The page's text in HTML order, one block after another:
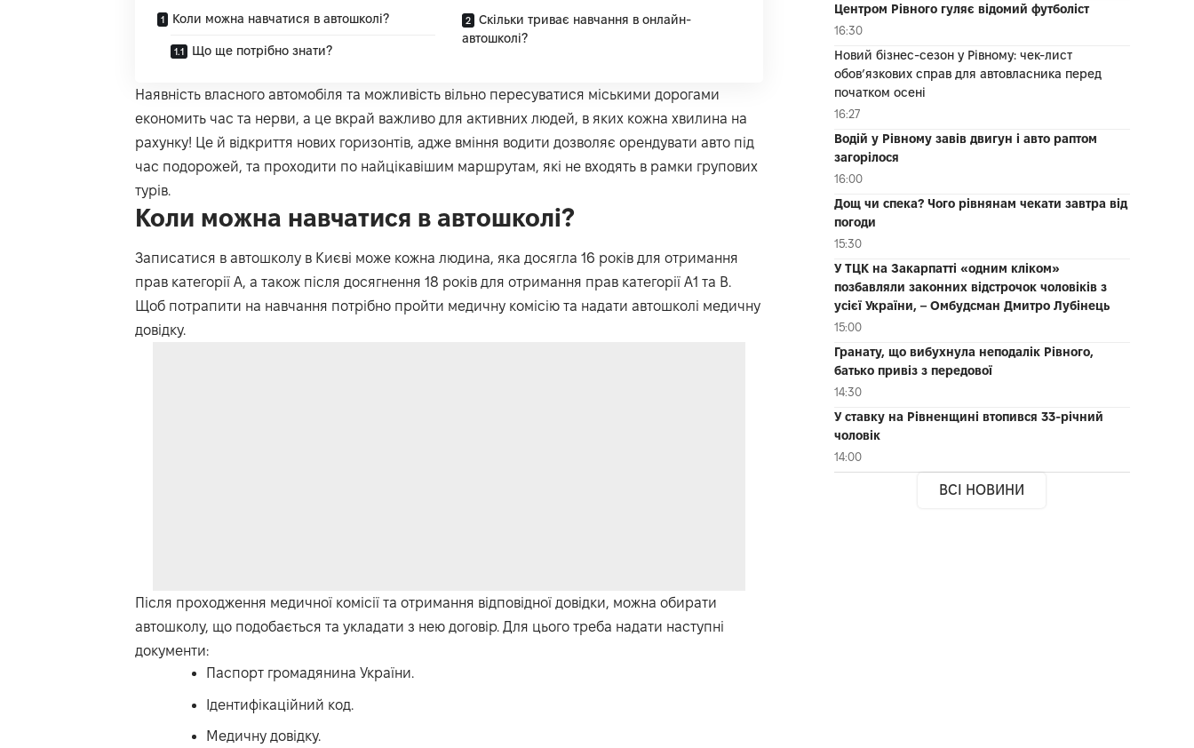
Коли можна навчатися в автошколі?
Що ще потрібно знати?
Скільки триває навчання в онлайн-
автошколі?
Наявність власного автомобіля та можливість вільно пересуватися міськими дорогами
економить час та нерви, а це вкрай важливо для активних людей, в яких кожна хвилина на
рахунку! Це й відкриття нових горизонтів, адже вміння водити дозволяє орендувати авто під
час подорожей, та проходити по найцікавішим маршрутам, які не входять в рамки групових
турів.
Коли можна навчатися в автошколі?
Записатися в автошколу в Києві може кожна людина, яка досягла 16 років для отримання
прав категорії А, а також після досягнення 18 років для отримання прав категорії А1 та В.
Щоб потрапити на навчання потрібно пройти медичну комісію та надати автошколі медичну
довідку.
Після проходження медичної комісії та отримання відповідної довідки, можна обирати
автошколу, що подобається та укладати з нею договір. Для цього треба надати наступні
документи:
Паспорт громадянина України.
Ідентифікаційний код.
Медичну довідку.
Центром Рівного гуляє відомий футболіст
16:30
Новий бізнес-сезон у Рівному: чек-лист
обов’язкових справ для автовласника перед
початком осені
16:27
Водій у Рівному завів двигун і авто раптом
загорілося
16:00
Дощ чи спека? Чого рівнянам чекати завтра від
погоди
15:30
У ТЦК на Закарпатті «одним кліком»
позбавляли законних відстрочок чоловіків з
усієї України, – Омбудсман Дмитро Лубінець
15:00
Гранату, що вибухнула неподалік Рівного,
батько привіз з передової
14:30
У ставку на Рівненщині втопився 33-річний
чоловік
14:00
ВСІ НОВИНИ